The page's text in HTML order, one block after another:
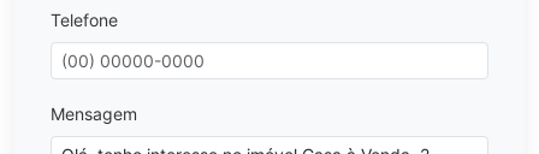
Telefone
Mensagem